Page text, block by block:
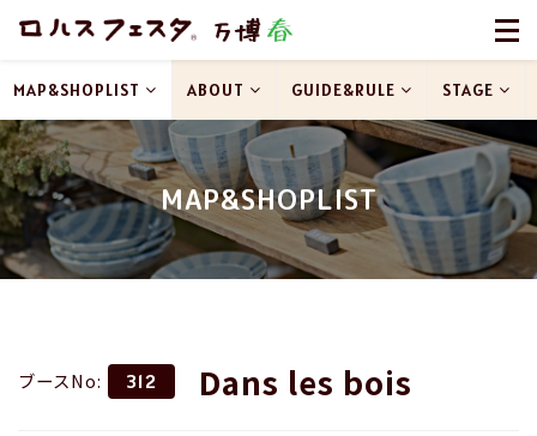
MAP&SHOPLIST
MAP&SHOPLIST ABOUT GUIDE&RULE STAGE
ブースNo: 312 Dans les bois